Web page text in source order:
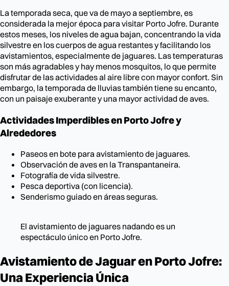
La temporada seca, que va de mayo a septiembre, es
considerada la mejor época para visitar Porto Jofre. Durante
estos meses, los niveles de agua bajan, concentrando la vida
silvestre en los cuerpos de agua restantes y facilitando los
avistamientos, especialmente de jaguares. Las temperaturas
son más agradables y hay menos mosquitos, lo que permite
disfrutar de las actividades al aire libre con mayor confort. Sin
embargo, la temporada de lluvias también tiene su encanto,
con un paisaje exuberante y una mayor actividad de aves.
Actividades Imperdibles en Porto Jofre y
Alrededores
Paseos en bote para avistamiento de jaguares.
Observación de aves en la Transpantaneira.
Fotografía de vida silvestre.
Pesca deportiva (con licencia).
Senderismo guiado en áreas seguras.
El avistamiento de jaguares nadando es un
espectáculo único en Porto Jofre.
Avistamiento de Jaguar en Porto Jofre:
Una Experiencia Única